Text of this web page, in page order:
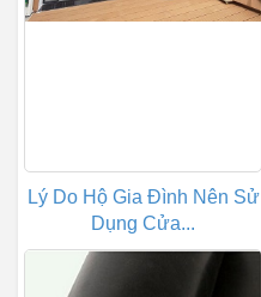
Lý Do Hộ Gia Đình Nên Sử
Dụng Cửa...